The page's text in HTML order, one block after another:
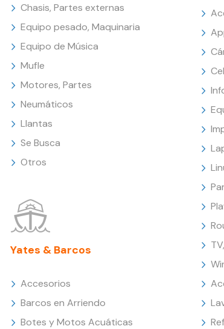
Chasis, Partes externas
Equipo pesado, Maquinaria
Equipo de Música
Mufle
Motores, Partes
Neumáticos
Llantas
Se Busca
Otros
Yates & Barcos
Accesorios
Barcos en Arriendo
Botes y Motos Acuáticas